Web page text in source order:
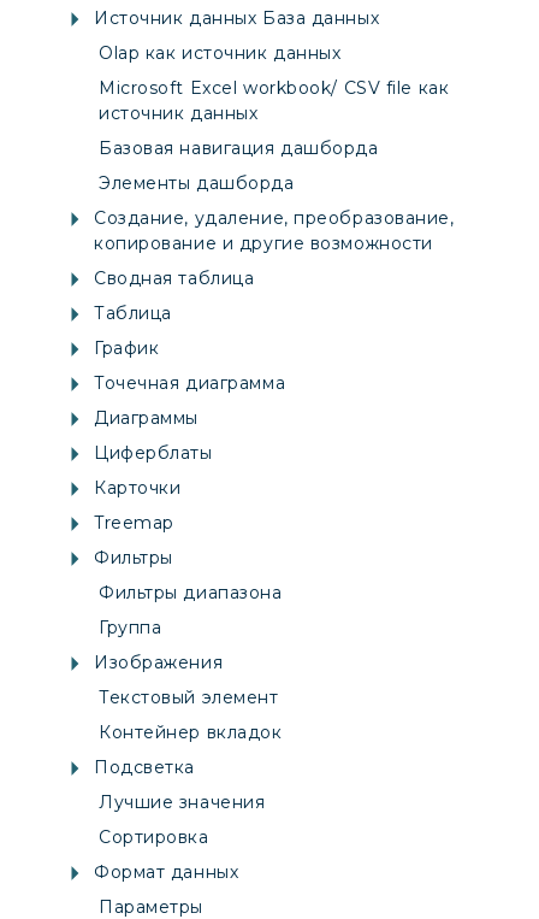
Источник данных База данных
Olap как источник данных
Microsoft Excel workbook/ CSV file как
источник данных
Базовая навигация дашборда
Элементы дашборда
Создание, удаление, преобразование,
копирование и другие возможности
Сводная таблица
Таблица
График
Точечная диаграмма
Диаграммы
Циферблаты
Карточки
Treemap
Фильтры
Фильтры диапазона
Группа
Изображения
Текстовый элемент
Контейнер вкладок
Подсветка
Лучшие значения
Сортировка
Формат данных
Параметры